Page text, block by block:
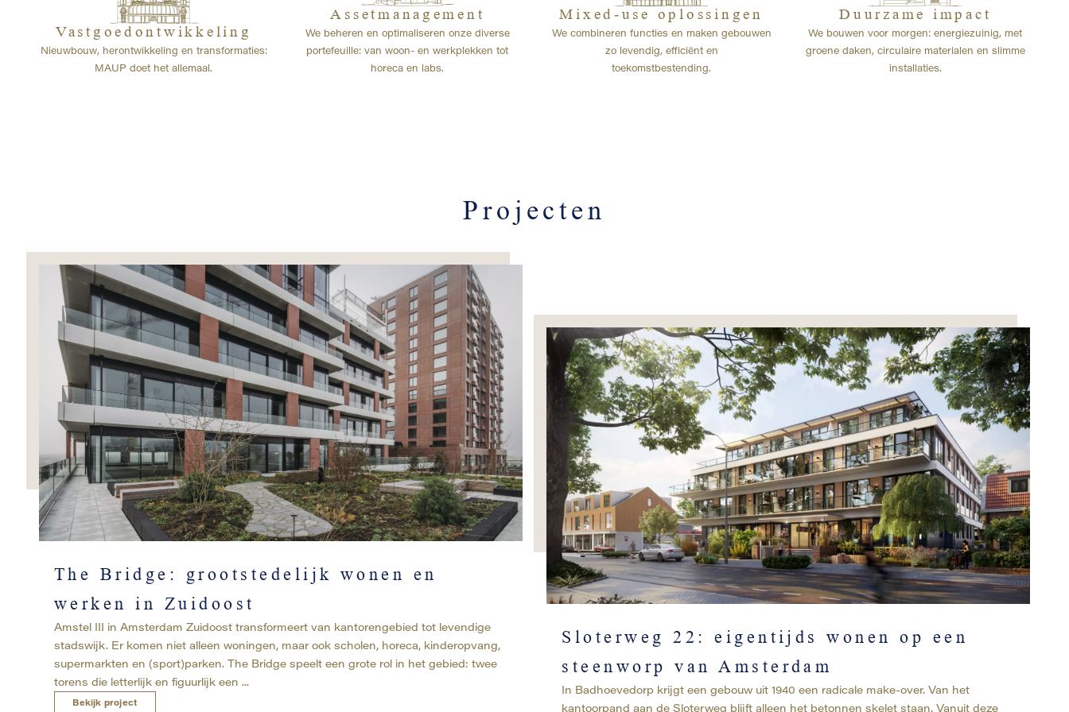
Vastgoedontwikkeling
Nieuwbouw, herontwikkeling en transformaties:
MAUP doet het allemaal.
Assetmanagement
We beheren en optimaliseren onze diverse
portefeuille: van woon- en werkplekken tot
horeca en labs.
Mixed-use oplossingen
We combineren functies en maken gebouwen
zo levendig, efficiënt en
toekomstbestending.
Duurzame impact
We bouwen voor morgen: energiezuinig, met
groene daken, circulaire materialen en slimme
installaties.
Projecten
The Bridge: grootstedelijk wonen en
werken in Zuidoost
Amstel III in Amsterdam Zuidoost transformeert van kantorengebied tot levendige
stadswijk. Er komen niet alleen woningen, maar ook scholen, horeca, kinderopvang,
supermarkten en (sport)parken. The Bridge speelt een grote rol in het gebied: twee
torens die letterlijk en figuurlijk een ...
Bekijk project
Sloterweg 22: eigentijds wonen op een
steenworp van Amsterdam
In Badhoevedorp krijgt een gebouw uit 1940 een radicale make-over. Van het
kantoorpand aan de Sloterweg blijft alleen het betonnen skelet staan. Vanuit deze